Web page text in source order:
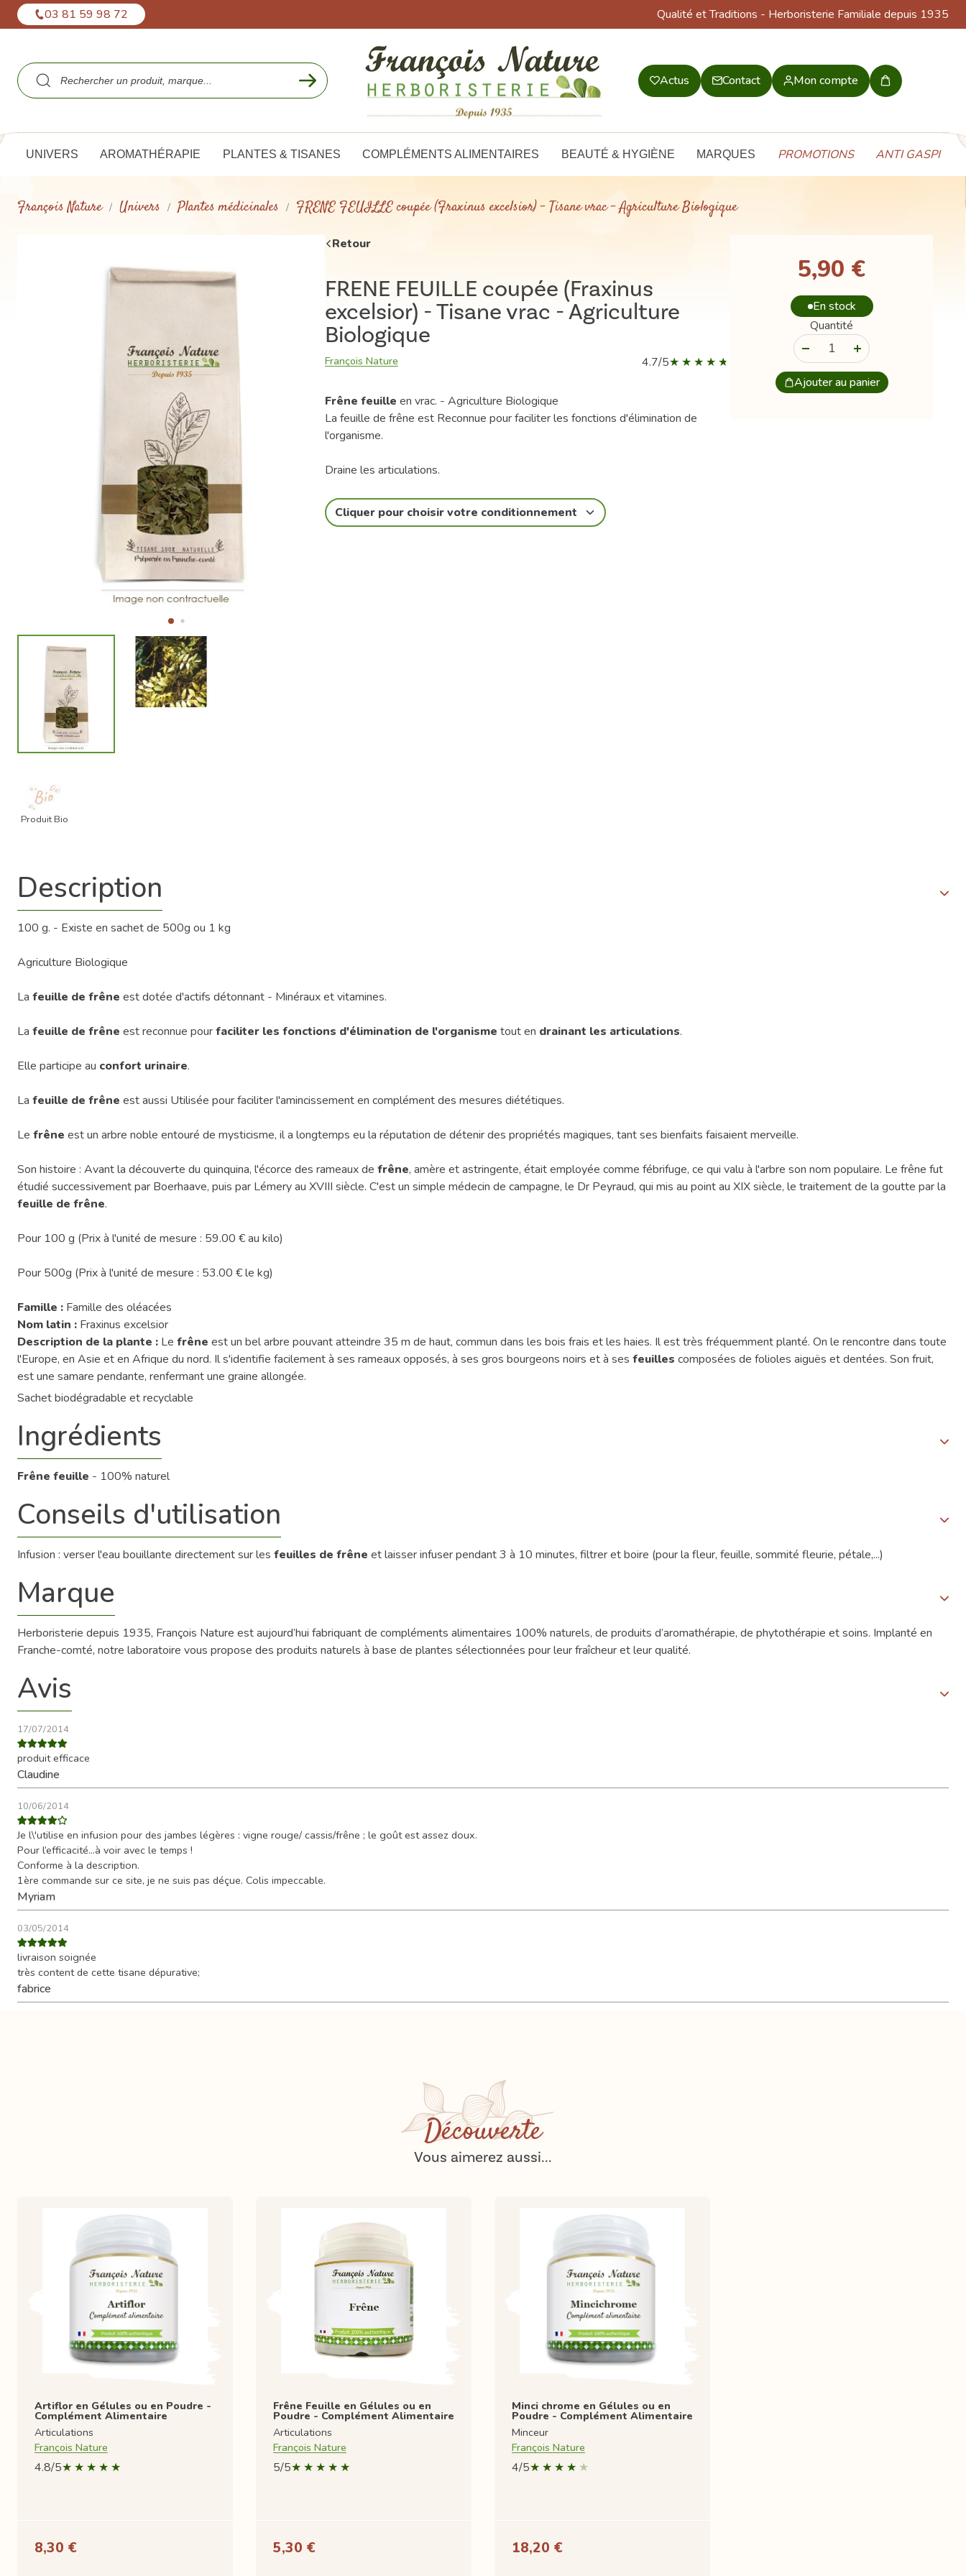
03 81 59 98 72 Qualité et Traditions - Herboristerie Familiale depuis 1935
Actus Contact Mon compte
Mon
UNIVERS AROMATHÉRAPIE PLANTES & TISANES COMPLÉMENTS ALIMENTAIRES BEAUTÉ & HYGIÈNE MARQUES PROMOTIONS ANTI GASPI
François Nature Univers Plantes médicinales FRENE FEUILLE coupée (Fraxinus excelsior) - Tisane vrac - Agriculture Biologique
Produit Bio
Retour
FRENE FEUILLE coupée (Fraxinus
excelsior) - Tisane vrac - Agriculture
Biologique
François Nature 4.7/5
Frêne feuille en vrac. - Agriculture Biologique
La feuille de frêne est Reconnue pour faciliter les fonctions d'élimination de
l'organisme.
Draine les articulations.
Cliquer pour choisir votre conditionnement
5,90 €
En stock
Quantité
Ajouter au panier
Description
100 g. - Existe en sachet de 500g ou 1 kg
Agriculture Biologique
La feuille de frêne est dotée d'actifs détonnant - Minéraux et vitamines.
La feuille de frêne est reconnue pourfaciliter les fonctions d'élimination de l'organisme tout en drainant les articulations.
Elle participe au confort urinaire.
La feuille de frêne est aussi Utilisée pour faciliter l'amincissement en complément des mesures diététiques.
Le frêne est un arbre noble entouré de mysticisme, il a longtemps eu la réputation de détenir des propriétés magiques, tant ses bienfaits faisaient merveille.
Son histoire : Avant la découverte du quinquina, l'écorce des rameaux de frêne, amère et astringente, était employée comme fébrifuge, ce qui valu à l'arbre son nom populaire. Le frêne fut
étudié successivement par Boerhaave, puis par Lémery au XVIII siècle. C'est un simple médecin de campagne, le Dr Peyraud, qui mis au point au XIX siècle, le traitement de la goutte par la
feuille de frêne.
Pour 100 g (Prix à l'unité de mesure : 59.00 € au kilo)
Pour 500g (Prix à l'unité de mesure : 53.00 € le kg)
Famille : Famille des oléacées
Nom latin : Fraxinus excelsior
Description de la plante : Le frêne est un bel arbre pouvant atteindre 35 m de haut, commun dans les bois frais et les haies. Il est très fréquemment planté. On le rencontre dans toute
l'Europe, en Asie et en Afrique du nord. Il s'identifie facilement à ses rameaux opposés, à ses gros bourgeons noirs et à ses feuilles composées de folioles aiguës et dentées. Son fruit,
est une samare pendante, renfermant une graine allongée.
Sachet biodégradable et recyclable
Ingrédients
Frêne feuille - 100% naturel
Conseils d'utilisation
Infusion : verser l'eau bouillante directement sur les feuilles de frêne et laisser infuser pendant 3 à 10 minutes, filtrer et boire (pour la fleur, feuille, sommité fleurie, pétale,...)
Marque
Herboristerie depuis 1935, François Nature est aujourd’hui fabriquant de compléments alimentaires 100% naturels, de produits d’aromathérapie, de phytothérapie et soins. Implanté en
Franche-comté, notre laboratoire vous propose des produits naturels à base de plantes sélectionnées pour leur fraîcheur et leur qualité.
Avis
17/07/2014
produit efficace
Claudine
10/06/2014
Je l\'utilise en infusion pour des jambes légères : vigne rouge/ cassis/frêne ; le goût est assez doux.
Pour l’efficacité…à voir avec le temps !
Conforme à la description.
1ère commande sur ce site, je ne suis pas déçue. Colis impeccable.
Myriam
03/05/2014
livraison soignée
très content de cette tisane dépurative;
fabrice
Découverte
Vous aimerez aussi...
Artiflor en Gélules ou en Poudre -
Complément Alimentaire
Articulations
François Nature
4.8/5
8,30 €
Frêne Feuille en Gélules ou en
Poudre - Complément Alimentaire
Articulations
François Nature
5/5
5,30 €
Minci chrome en Gélules ou en
Poudre - Complément Alimentaire
Minceur
François Nature
4/5
18,20 €
Panneau de gestion des cookies